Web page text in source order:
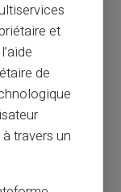
ces pratiques
de
de tomber
de
et
de
travers un